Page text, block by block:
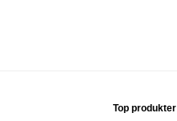
Top produkter